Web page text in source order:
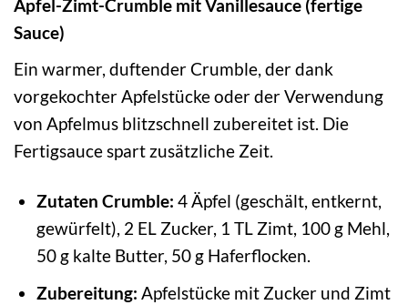
Apfel-Zimt-Crumble mit Vanillesauce (fertige
Sauce)
Ein warmer, duftender Crumble, der dank
vorgekochter Apfelstücke oder der Verwendung
von Apfelmus blitzschnell zubereitet ist. Die
Fertigsauce spart zusätzliche Zeit.
Zutaten Crumble: 4 Äpfel (geschält, entkernt,
gewürfelt), 2 EL Zucker, 1 TL Zimt, 100 g Mehl,
50 g kalte Butter, 50 g Haferflocken.
Zubereitung: Apfelstücke mit Zucker und Zimt